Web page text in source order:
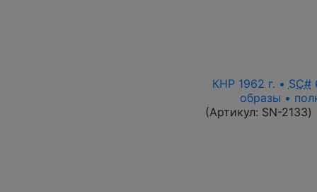
КНР 1962 г. • SC#
образы •
(Артикул: SN-2133)